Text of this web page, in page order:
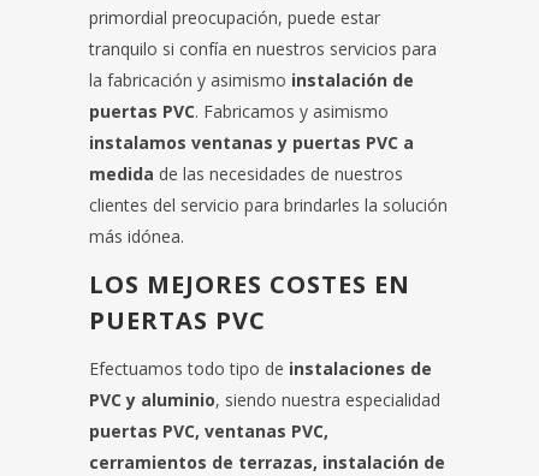
primordial preocupación, puede estar
tranquilo si confía en nuestros servicios para
la fabricación y asimismo instalación de
puertas PVC. Fabricamos y asimismo
instalamos ventanas y puertas PVC a
medida de las necesidades de nuestros
clientes del servicio para brindarles la solución
más idónea.
LOS MEJORES COSTES EN
PUERTAS PVC
Efectuamos todo tipo de instalaciones de
PVC y aluminio, siendo nuestra especialidad
puertas PVC, ventanas PVC,
cerramientos de terrazas, instalación de